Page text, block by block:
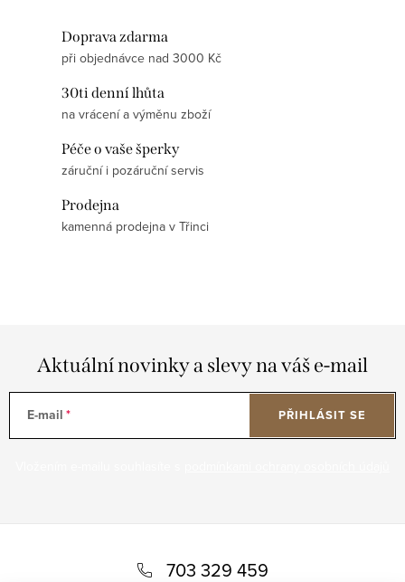
Doprava zdarma
při objednávce nad 3000 Kč
30ti denní lhůta
na vrácení a výměnu zboží
Péče o vaše šperky
záruční i pozáruční servis
Prodejna
kamenná prodejna v Třinci
Aktuální novinky a slevy na váš e-mail
E-mail PŘIHLÁSIT SE
703 329 459